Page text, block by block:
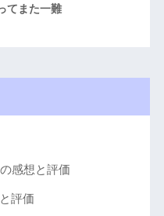
てまた一難
感想と評価
評価